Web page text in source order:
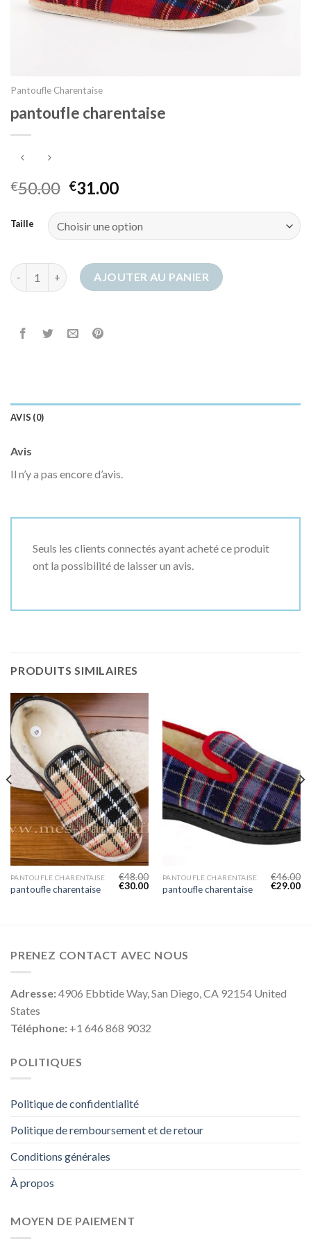
Pantoufle Charentaise
pantoufle charentaise
€50.00 €31.00
Taille
quantité de pantoufle charentaise
AJOUTER AU PANIER
AVIS (0)
Avis
Il n’y a pas encore d’avis.
Seuls les clients connectés ayant acheté ce produit
ont la possibilité de laisser un avis.
PRODUITS SIMILAIRES
PANTOUFLE CHARENTAISE
pantoufle charentaise
€48.00
€30.00
PANTOUFLE CHARENTAISE
pantoufle charentaise
€46.00
€29.00
PRENEZ CONTACT AVEC NOUS
Adresse:4906 Ebbtide Way, San Diego, CA 92154 United
States
Téléphone: +1 646 868 9032
POLITIQUES
Politique de confidentialité
Politique de remboursement et de retour
Conditions générales
À propos
MOYEN DE PAIEMENT